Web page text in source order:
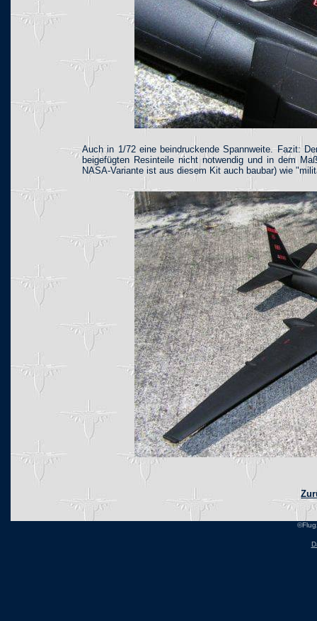
Auch in 1/72 eine beindruckende Spannweite. Fazit:
beigefügten Resinteile nicht notwendig und in dem
NASA-Variante ist aus diesem Kit auch baubar) wie